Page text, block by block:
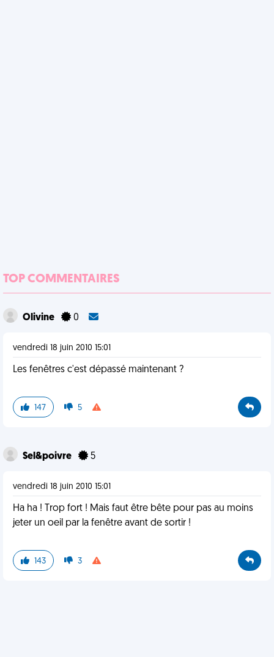
TOP COMMENTAIRES
Olivine 0
vendredi 18 juin 2010 15:01
Les fenêtres c'est dépassé maintenant ?
147 5
Sel&poivre 5
vendredi 18 juin 2010 15:01
Ha ha ! Trop fort ! Mais faut être bête pour pas au moins
jeter un oeil par la fenêtre avant de sortir !
143 3